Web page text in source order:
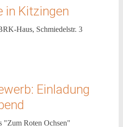
in Kitzingen
Haus, Schmiedelstr. 3
Einladung
"Zum Roten Ochsen"